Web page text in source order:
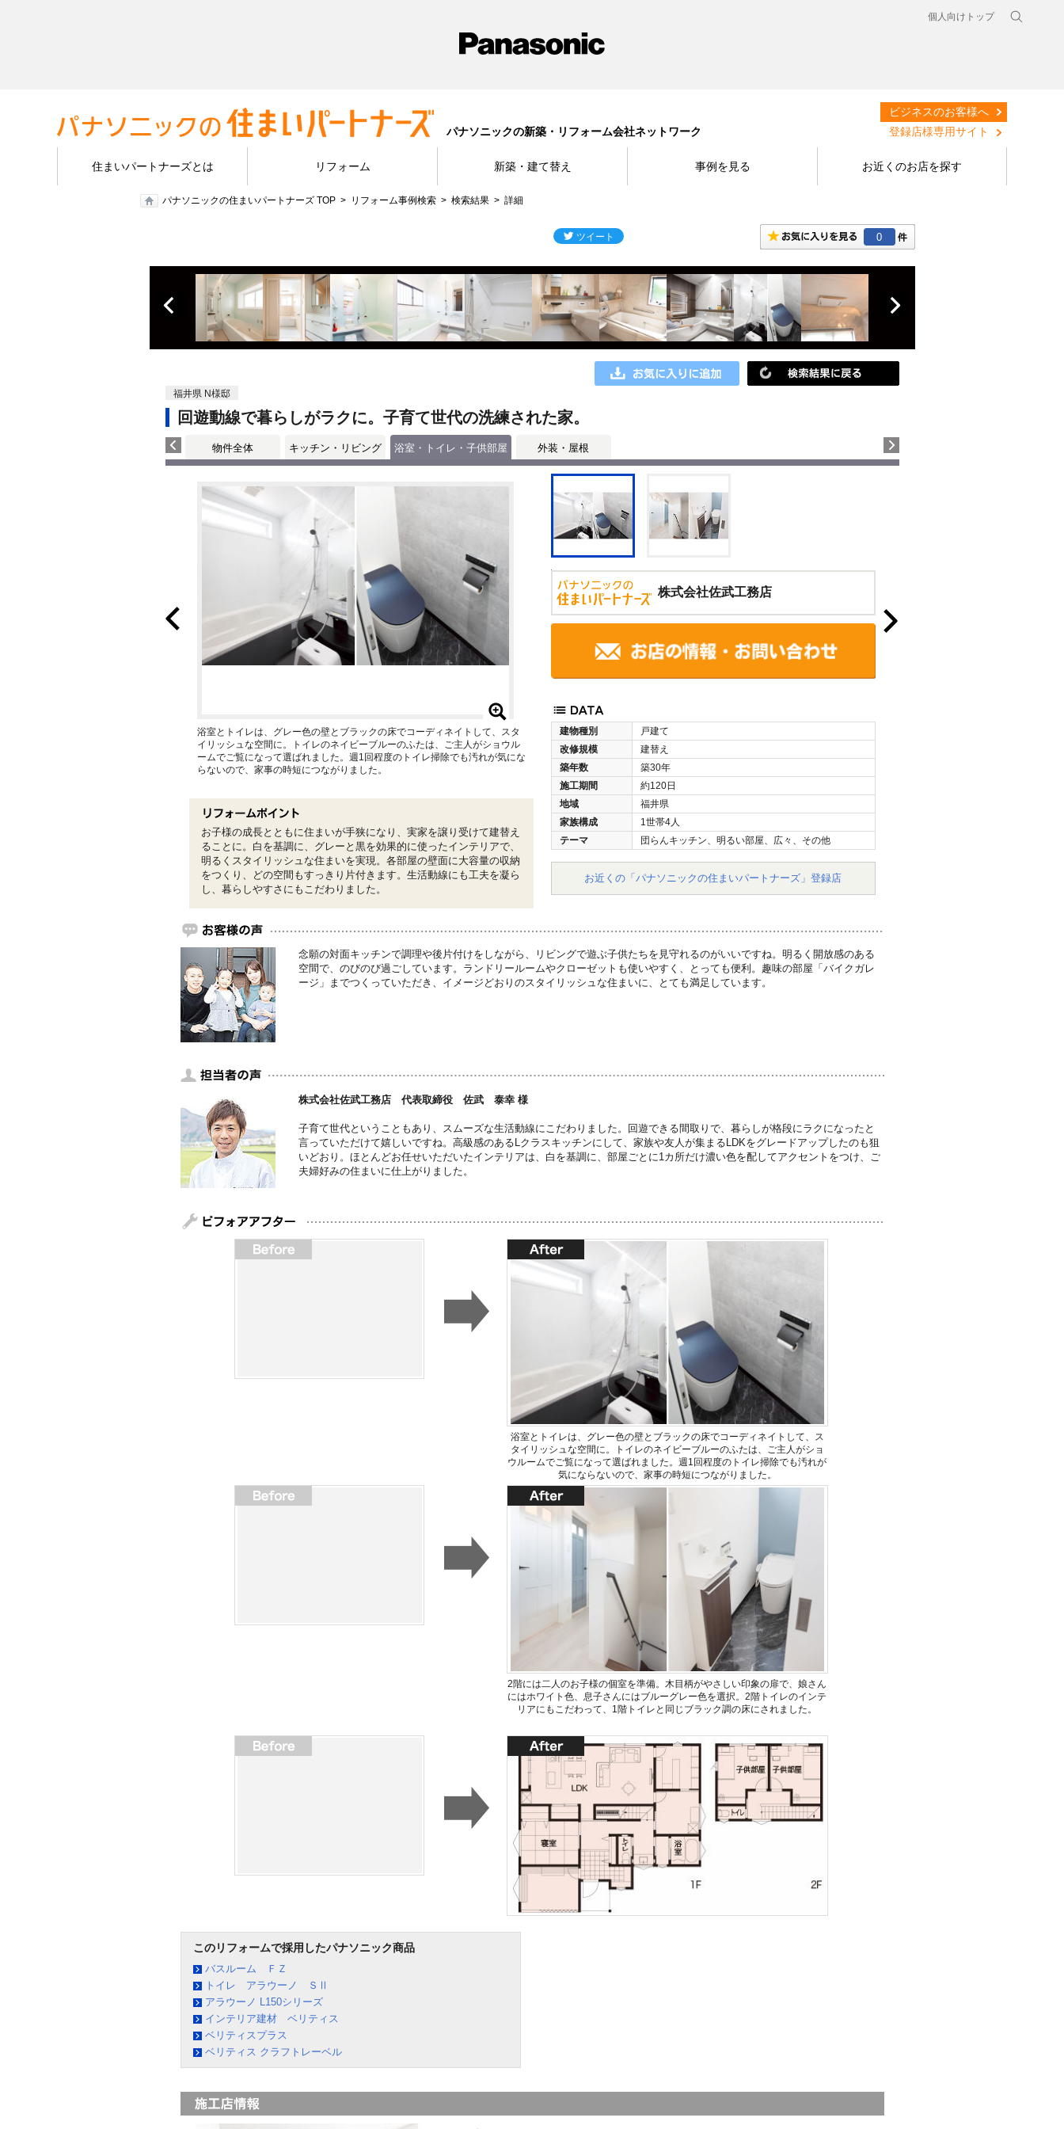
個人向けトップ
パナソニックの新築・リフォーム会社ネットワーク
ビジネスのお客様へ
登録店様専用サイト
住まいパートナーズとは リフォーム 新築・建て替え 事例を見る お近くのお店を探す
パナソニックの住まいパートナーズ TOP リフォーム事例検索 検索結果 詳細
0
福井県 N様邸
回遊動線で暮らしがラクに。子育て世代の洗練された家。
物件全体 キッチン・リビング 浴室・トイレ・子供部屋 外装・屋根
株式会社佐武工務店
建物種別
戸建て
改修規模
建替え
築年数
築30年
施工期間
約120日
地域
福井県
家族構成
1世帯4人
テーマ
団らんキッチン、明るい部屋、広々、その他
お近くの「パナソニックの住まいパートナーズ」登録店
浴室とトイレは、グレー色の壁とブラックの床でコーディネイトして、スタ
イリッシュな空間に。トイレのネイビーブルーのふたは、ご主人がショウル
ームでご覧になって選ばれました。週1回程度のトイレ掃除でも汚れが気にな
らないので、家事の時短につながりました。
お子様の成長とともに住まいが手狭になり、実家を譲り受けて建替え
ることに。白を基調に、グレーと黒を効果的に使ったインテリアで、
明るくスタイリッシュな住まいを実現。各部屋の壁面に大容量の収納
をつくり、どの空間もすっきり片付きます。生活動線にも工夫を凝ら
し、暮らしやすさにもこだわりました。
念願の対面キッチンで調理や後片付けをしながら、リビングで遊ぶ子供たちを見守れるのがいいですね。明るく開放感のある
空間で、のびのび過ごしています。ランドリールームやクローゼットも使いやすく、とっても便利。趣味の部屋「バイクガレ
ージ」までつくっていただき、イメージどおりのスタイリッシュな住まいに、とても満足しています。
株式会社佐武工務店 代表取締役 佐武 泰幸 様
子育て世代ということもあり、スムーズな生活動線にこだわりました。回遊できる間取りで、暮らしが格段にラクになったと
言っていただけて嬉しいですね。高級感のあるLクラスキッチンにして、家族や友人が集まるLDKをグレードアップしたのも狙
いどおり。ほとんどお任せいただいたインテリアは、白を基調に、部屋ごとに1カ所だけ濃い色を配してアクセントをつけ、ご
夫婦好みの住まいに仕上がりました。
浴室とトイレは、グレー色の壁とブラックの床でコーディネイトして、ス
タイリッシュな空間に。トイレのネイビーブルーのふたは、ご主人がショ
ウルームでご覧になって選ばれました。週1回程度のトイレ掃除でも汚れが
気にならないので、家事の時短につながりました。
2階には二人のお子様の個室を準備。木目柄がやさしい印象の扉で、娘さん
にはホワイト色、息子さんにはブルーグレー色を選択。2階トイレのインテ
リアにもこだわって、1階トイレと同じブラック調の床にされました。
このリフォームで採用したパナソニック商品
バスルーム ＦＺ
トイレ アラウーノ ＳⅡ
アラウーノ L150シリーズ
インテリア建材 ベリティス
ベリティスプラス
ベリティス クラフトレーベル